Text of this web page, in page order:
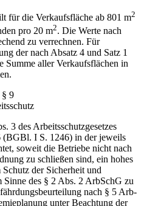
für die Verkaufsfläche ab 801 m2
pro 20 m2. Die Werte nach
zu verrechnen. Für
der nach Absatz 4 und Satz 1
Summe aller Verkaufsflächen in
§ 9
3 des Arbeitsschutzgesetzes
I S. 1246) in der jeweils
soweit die Betriebe nicht nach
zu schließen sind, ein hohes
der Sicherheit und
des § 2 Abs. 2 ArbSchG zu
nach § 5 Arb-
unter Beachtung der